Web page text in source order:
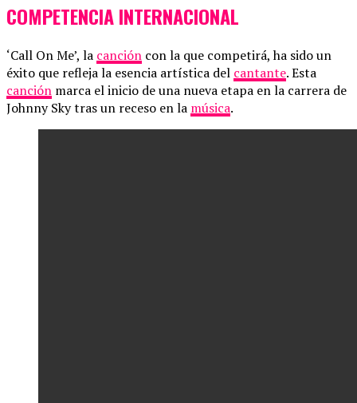
COMPETENCIA INTERNACIONAL
‘Call On Me’, la canción con la que competirá, ha sido un
éxito que refleja la esencia artística del cantante. Esta
canción marca el inicio de una nueva etapa en la carrera de
Johnny Sky tras un receso en la música.